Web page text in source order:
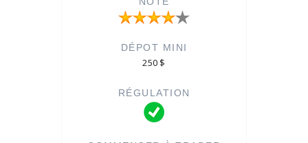
250 $